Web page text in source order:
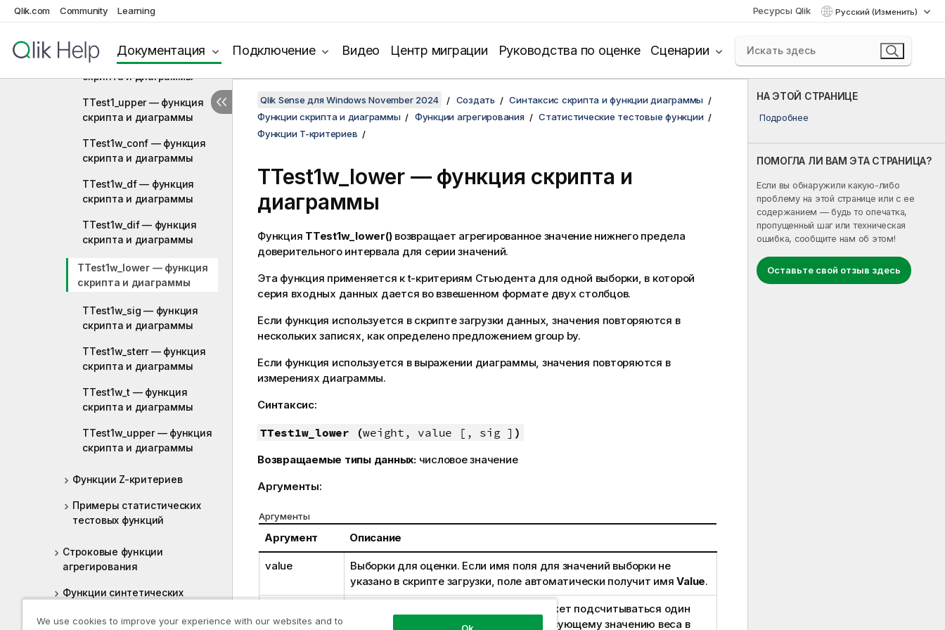
Qlik.com Community Learning Ресурсы Qlik Русский (Изменить)
Документация Подключение Видео Центр миграции Руководства по оценке Сценарии
TTest1_sterr — функция
TTest1_t — функция
скриптa и диаграммы
TTest1_upper — функция
скриптa и диаграммы
TTest1w_conf — функция
скриптa и диаграммы
TTest1w_df — функция
скриптa и диаграммы
TTest1w_dif — функция
скриптa и диаграммы
TTest1w_lower — функция
скриптa и диаграммы
TTest1w_sig — функция
скриптa и диаграммы
TTest1w_sterr — функция
скриптa и диаграммы
TTest1w_t — функция
скриптa и диаграммы
TTest1w_upper — функция
скриптa и диаграммы
Функции Z-критериев
Примеры статистических
тестовых функций
Строковые функции
агрегирования
Функции синтетических
НА ЭТОЙ СТРАНИЦЕ
Подробнее
ПОМОГЛА ЛИ ВАМ ЭТА СТРАНИЦА?
Если вы обнаружили какую-либо
проблему на этой странице или с ее
содержанием — будь то опечатка,
пропущенный шаг или техническая
ошибка, сообщите нам об этом!
Оставьте свой отзыв здесь
Qlik Sense для Windows November 2024 Создать
Синтаксис скрипта и функции диаграммы
Функции скрипта и диаграммы
Функции агрегирования
Статистические тестовые функции
Функции T-критериев
TTest1w_lower— функция скриптa и
диаграммы
Функция TTest1w_lower()возвращает агрегированное значение нижнего предела
доверительного интервала для серии значений.
Эта функция применяется к t-критериям Стьюдента для одной выборки, в которой
серия входных данных дается во взвешенном формате двух столбцов.
Если функция используется в скрипте загрузки данных, значения повторяются в
нескольких записях, как определено предложением group by.
Если функция используется в выражении диаграммы, значения повторяются в
измерениях диаграммы.
Синтаксис:
TTest1w_lower (weight, value [, sig ] )
Возвращаемые типы данных: числовое значение
Аргументы:
Аргументы
Аргумент Описание
value
Выборки для оценки. Если имя поля для значений выборки не
указано в скрипте загрузки, поле автоматически получит имяValue.
может подсчитываться один
или несколько раз согласно соответствующему значению веса в
We use cookies to improve your experience with our websites and to